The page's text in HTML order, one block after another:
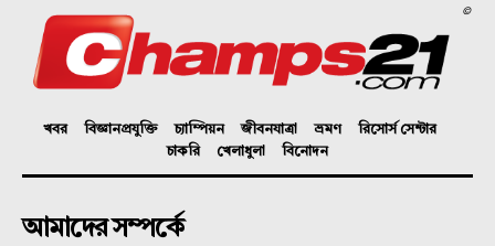
©
খবর বিজ্ঞানপ্রযুক্তি চ্যাম্পিয়ন জীবনযাত্রা ভ্রমণ
রিসোর্স সেন্টার
চাকরি
খেলাধুলা বিনোদন
আমাদের সম্পর্কে